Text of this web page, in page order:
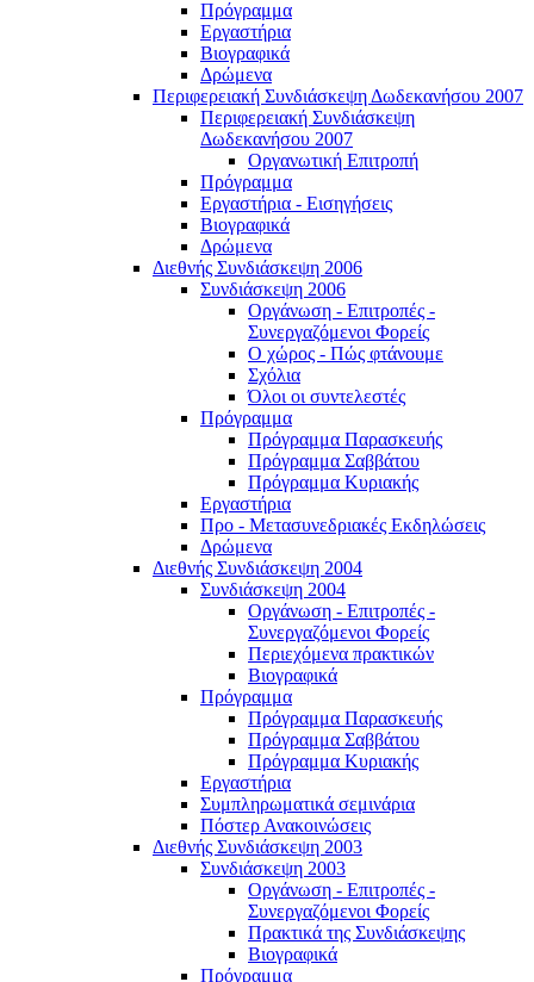
Πρόγραμμα
Εργαστήρια
Βιογραφικά
Δρώμενα
Περιφερειακή Συνδιάσκεψη Δωδεκανήσου 2007
Περιφερειακή Συνδιάσκεψη
Δωδεκανήσου 2007
Οργανωτική Επιτροπή
Πρόγραμμα
Εργαστήρια - Εισηγήσεις
Βιογραφικά
Δρώμενα
Διεθνής Συνδιάσκεψη 2006
Συνδιάσκεψη 2006
Οργάνωση - Επιτροπές -
Συνεργαζόμενοι Φορείς
Ο χώρος - Πώς φτάνουμε
Σχόλια
Όλοι οι συντελεστές
Πρόγραμμα
Πρόγραμμα Παρασκευής
Πρόγραμμα Σαββάτου
Πρόγραμμα Κυριακής
Εργαστήρια
Προ - Μετασυνεδριακές Εκδηλώσεις
Δρώμενα
Διεθνής Συνδιάσκεψη 2004
Συνδιάσκεψη 2004
Οργάνωση - Επιτροπές -
Συνεργαζόμενοι Φορείς
Περιεχόμενα πρακτικών
Βιογραφικά
Πρόγραμμα
Πρόγραμμα Παρασκευής
Πρόγραμμα Σαββάτου
Πρόγραμμα Κυριακής
Εργαστήρια
Συμπληρωματικά σεμινάρια
Πόστερ Ανακοινώσεις
Διεθνής Συνδιάσκεψη 2003
Συνδιάσκεψη 2003
Οργάνωση - Επιτροπές -
Συνεργαζόμενοι Φορείς
Πρακτικά της Συνδιάσκεψης
Βιογραφικά
Πρόγραμμα